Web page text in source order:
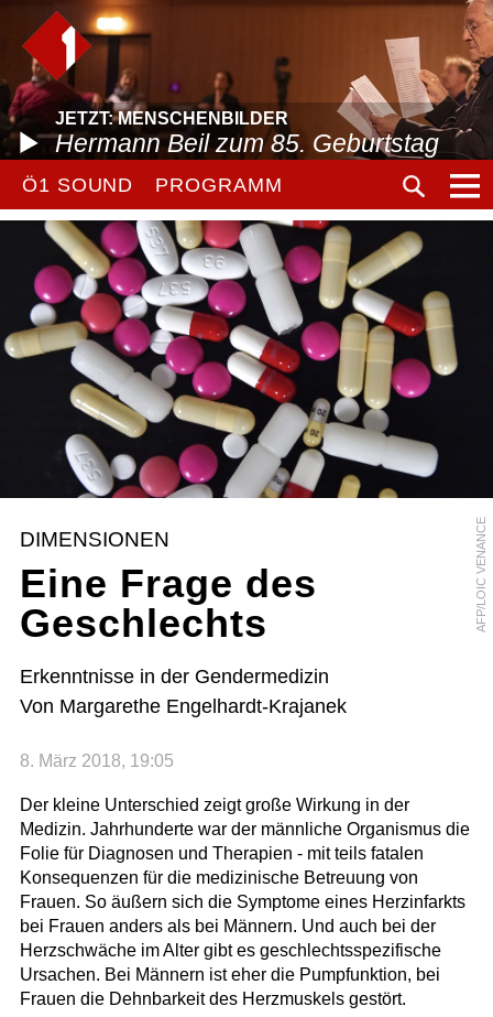
JETZT: MENSCHENBILDER
Hermann Beil zum 85. Geburtstag
Ö1 SOUND PROGRAMM
AFP/LOIC VENANCE
DIMENSIONEN
Eine Frage des
Geschlechts
Erkenntnisse in der Gendermedizin
Von Margarethe Engelhardt-Krajanek
8. März 2018, 19:05
Der kleine Unterschied zeigt große Wirkung in der
Medizin. Jahrhunderte war der männliche Organismus die
Folie für Diagnosen und Therapien - mit teils fatalen
Konsequenzen für die medizinische Betreuung von
Frauen. So äußern sich die Symptome eines Herzinfarkts
bei Frauen anders als bei Männern. Und auch bei der
Herzschwäche im Alter gibt es geschlechtsspezifische
Ursachen. Bei Männern ist eher die Pumpfunktion, bei
Frauen die Dehnbarkeit des Herzmuskels gestört.